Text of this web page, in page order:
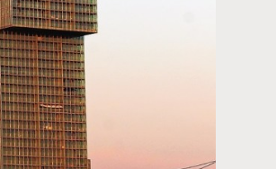
Agenda Archief
Specialist Interest Groups
(SIG)
Lidmaatschap
Kennisbank